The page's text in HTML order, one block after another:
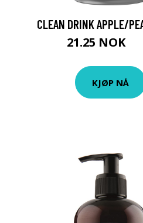
CLEAN DRINK APPLE/
21.25 NOK
KJØP NÅ